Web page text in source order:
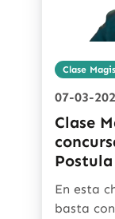
Clase
07-03-
Clase
En esta
basta